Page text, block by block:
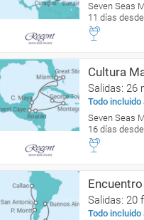
Seven Seas
11 días
Cultura
Salidas: 26
Todo incluido
Seven Seas
16 días
Salidas: 20
Todo incluido